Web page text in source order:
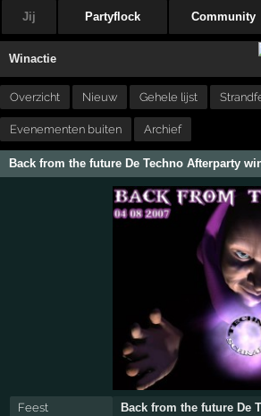
Jij Partyflock Community
Winactie
Overzicht Nieuw Gehele lijst
Evenementen buiten Archief
Back from the future De Techno Afterparty
Feest
Back from the future De